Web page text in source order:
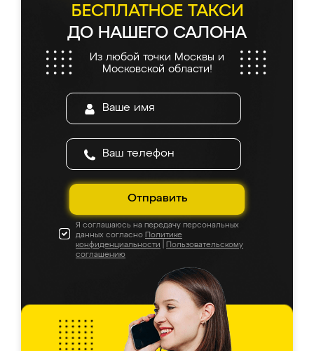
БЕСПЛАТНОЕ ТАКСИ
ДО НАШЕГО САЛОНА
Из любой точки Москвы и
Московской области!
Отправить
Я соглашаюсь на передачу персональных
данных согласно Политике
конфиденциальности
Пользовательскому
соглашению